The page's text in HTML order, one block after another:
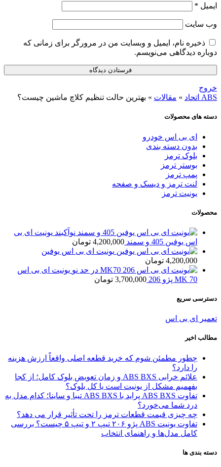
ایمیل *
وب‌ سایت
ذخیره نام، ایمیل و وبسایت من در مرورگر برای زمانی که
دوباره دیدگاهی می‌نویسم.
خروج
ABS اتحاد
» مقالات » بهترین حالت تنظیم کلاچ ماشین چیست؟
دسته های محصولات
ای بی اس خودرو
بدون دسته بندی
بلوک ترمز
بوستر ترمز
پمپ ترمز
لنت ترمز و دیسک و صفحه
یونیت ترمز
محصولات
یونیت ای بی
اس یوفین 405 و سمند
4,200,000 تومان
یونیت ای بی اس یوفین
4,200,000 تومان
یونیت ای بی اس
MK 70 پژو 206
3,700,000 تومان
دسترسی سریع
تعمیر ای بی اس
مطالب اخیر
چطور مطمئن شوم که خرید قطعه اصلی واقعاً ارزش هزینه
را دارد؟
علائم خرابی ABS BXS و زمان تعویض بلوک کامل؛ از کجا
بفهمیم مشکل از یونیت است یا کل بلوک؟
تفاوت ABS BXS پراید با ABS BXS تیبا و ساینا؛ کدام مدل به
درد شما می‌خورد؟
چه چیزی قیمت قطعات ترمز را تحت تأثیر قرار می دهد؟
تفاوت یونیت ABS پژو ۲۰۶ تیپ ۲ و تیپ ۵ چیست؟ بررسی
کامل مدل‌ها و راهنمای انتخاب
دسته بندی ها